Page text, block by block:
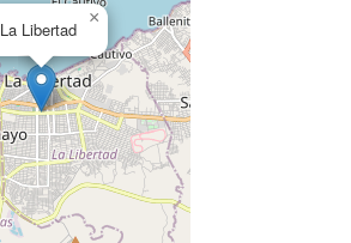
La Libertad
×